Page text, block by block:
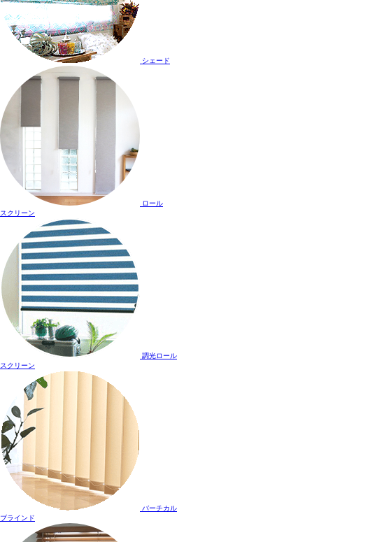
シェード
ロール
スクリーン
調光ロール
スクリーン
バーチカル
ブラインド